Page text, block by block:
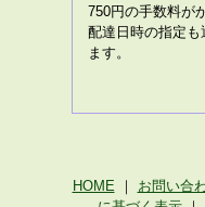
750円の手数料が
配達日時の指定も
ます。
HOME｜ お問い合